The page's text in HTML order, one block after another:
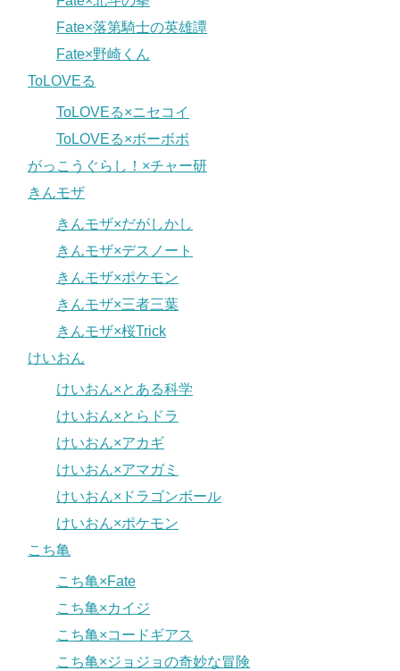
Fate×落第騎士の英雄譚
Fate×野崎くん
ToLOVEる
ToLOVEる×ニセコイ
ToLOVEる×ボーボボ
がっこうぐらし！×チャー研
きんモザ
きんモザ×だがしかし
きんモザ×デスノート
きんモザ×ポケモン
きんモザ×三者三葉
きんモザ×桜Trick
けいおん
けいおん×とある科学
けいおん×とらドラ
けいおん×アカギ
けいおん×アマガミ
けいおん×ドラゴンボール
けいおん×ポケモン
こち亀
こち亀×Fate
こち亀×カイジ
こち亀×コードギアス
こち亀×ジョジョの奇妙な冒険